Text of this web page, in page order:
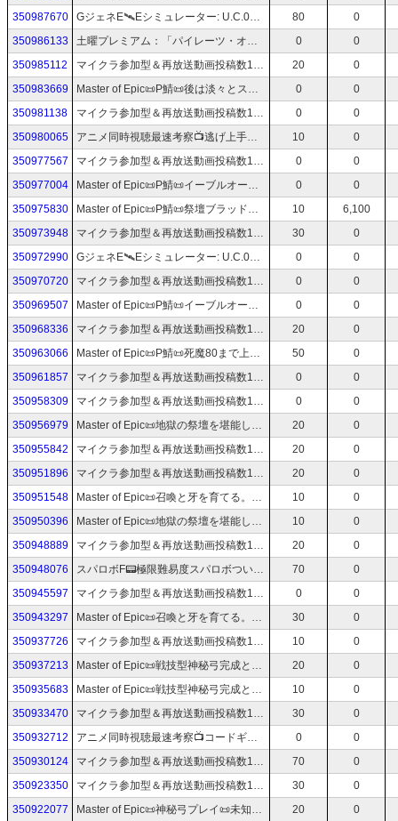
350987670
GジェネE🛰️Eシミュレーター: U.C.0079🛰️続き。IF展開面白いけどさぁ🛰️Gジェネエターナル🛰️75 80
0
350986133
土曜プレミアム：「パイレーツ・オブ・カリビアン」初見同時視聴：人生初の42歳の反応 0
0
350985112
マイクラ参加型＆再放送動画投稿数1.3万実況歴20年蔵出しアーカイブTV📻スマブラも受付中！ 20
0
350983669
Master of Epic📜P鯖📜後は淡々とスキル上げてリープ目指すのみ📜43📜マスターオブエピック/MoE 0
0
350981138
マイクラ参加型＆再放送動画投稿数1.3万実況歴20年蔵出しアーカイブTV📻スマブラも受付中！ 0
0
350980065
アニメ同時視聴最速考察📺逃げ上手の若君13/コードギアス奪還のロゼ2/ガンダムZZ4/アニポケ143/ギャバンインフィニティ22 10
0
350977567
マイクラ参加型＆再放送動画投稿数1.3万実況歴20年蔵出しアーカイブTV📻スマブラも受付中！ 0
0
350977004
Master of Epic📜P鯖📜イーブルオーメンで回収上げ！📜41📜マスターオブエピック/MoE 0
0
350975830
Master of Epic📜P鯖📜祭壇ブラッドソード戦士爆誕！📜42📜マスターオブエピック/MoE 10
6,100
350973948
マイクラ参加型＆再放送動画投稿数1.3万実況歴20年蔵出しアーカイブTV📻スマブラも受付中！ 30
0
350972990
GジェネE🛰️Eシミュレーター: U.C.0079🛰️歴史の分岐を観測！ジオン軍視点の一年戦争if展開が熱すぎる🛰️Gジェネエターナル🛰️74 0
0
350970720
マイクラ参加型＆再放送動画投稿数1.3万実況歴20年蔵出しアーカイブTV📻スマブラも受付中！ 0
0
350969507
Master of Epic📜P鯖📜イーブルオーメンで回収上げ！📜41📜マスターオブエピック/MoE 0
0
350968336
マイクラ参加型＆再放送動画投稿数1.3万実況歴20年蔵出しアーカイブTV📻スマブラも受付中！ 20
0
350963066
Master of Epic📜P鯖📜死魔80まで上げたら何しよう？📜40📜マスターオブエピック/MoE 50
0
350961857
マイクラ参加型＆再放送動画投稿数1.3万実況歴20年蔵出しアーカイブTV📻スマブラも受付中！ 0
0
350958309
マイクラ参加型＆再放送動画投稿数1.3万実況歴20年蔵出しアーカイブTV📻スマブラも受付中！ 0
0
350956979
Master of Epic📜地獄の祭壇を堪能しつつスキル上げPart2📜39📜マスターオブエピック/MoE 20
0
350955842
マイクラ参加型＆再放送動画投稿数1.3万実況歴20年蔵出しアーカイブTV📻スマブラも受付中！ 20
0
350951896
マイクラ参加型＆再放送動画投稿数1.3万実況歴20年蔵出しアーカイブTV📻スマブラも受付中！ 20
0
350951548
Master of Epic📜召喚と牙を育てる。いよいよ祭壇が使えるか！？📜36📜マスターオブエピック/MoE 10
0
350950396
Master of Epic📜地獄の祭壇を堪能しつつスキル上げ📜38📜マスターオブエピック/MoE 10
0
350948889
マイクラ参加型＆再放送動画投稿数1.3万実況歴20年蔵出しアーカイブTV📻スマブラも受付中！ 20
0
350948076
スパロボF📟極限難易度スパロボついに降臨📟スーパーロボット大戦F📟2 70
0
350945597
マイクラ参加型＆再放送動画投稿数1.3万実況歴20年蔵出しアーカイブTV📻スマブラも受付中！ 0
0
350943297
Master of Epic📜召喚と牙を育てる。いよいよ祭壇が使えるか！？📜36📜マスターオブエピック/MoE 30
0
350937726
マイクラ参加型＆再放送動画投稿数1.3万実況歴20年蔵出しアーカイブTV📻スマブラも受付中！ 10
0
350937213
Master of Epic📜戦技型神秘弓完成とイビルネクロへ…📜36📜マスターオブエピック/MoE 20
0
350935683
Master of Epic📜戦技型神秘弓完成とイビルネクロへ…📜36📜マスターオブエピック/MoE 10
0
350933470
マイクラ参加型＆再放送動画投稿数1.3万実況歴20年蔵出しアーカイブTV📻スマブラも受付中！ 30
0
350932712
アニメ同時視聴最速考察📺コードギアス奪還のロゼ1/ガンダムZZ1～3話 0
0
350930124
マイクラ参加型＆再放送動画投稿数1.3万実況歴20年蔵出しアーカイブTV📻スマブラも受付中！ 70
0
350923350
マイクラ参加型＆再放送動画投稿数1.3万実況歴20年蔵出しアーカイブTV📻スマブラも受付中！ 30
0
350922077
Master of Epic📜神秘弓プレイ📜未知の領域神秘80overへ…！家ageでがっつり上げる！📜34📜マスターオブエピック/MoE 20 0